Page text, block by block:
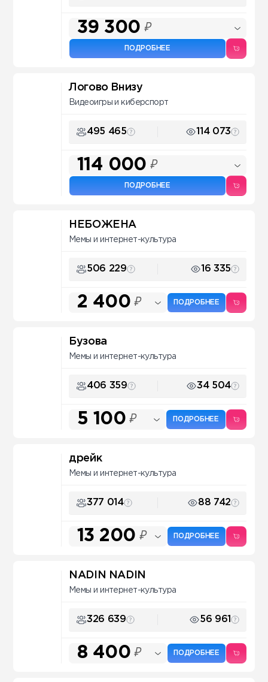
39 300 ₽
ПОДРОБНЕЕ
Логово Внизу
Видеоигры и киберспорт
495 465 114 073
114 000 ₽
ПОДРОБНЕЕ
НЕБОЖЕНА
Мемы и интернет-культура
506 229 16 335
2 400 ₽ ПОДРОБНЕЕ
Бузова
Мемы и интернет-культура
406 359 34 504
5 100 ₽ ПОДРОБНЕЕ
дрейк
Мемы и интернет-культура
377 014 88 742
13 200 ₽ ПОДРОБНЕЕ
NADIN NADIN
Мемы и интернет-культура
326 639 56 961
8 400 ₽ ПОДРОБНЕЕ